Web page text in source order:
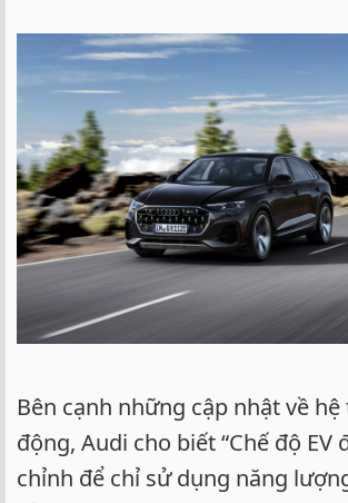
Bên cạnh những cập nhật về
động, Audi cho biết “Chế độ EV
chỉnh để chỉ sử dụng năng